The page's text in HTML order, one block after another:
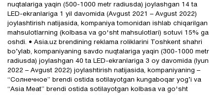
nuqtalariga yaqin (500-1000 metr radiusda) joylashgan 14 ta
LED-ekranlariga 1 yil davomida (Avgust 2021 – Avgust 2022)
joylashtirish natijasida, kompaniya tomonidan ishlab chiqarilgan
mahsulotlarning (kolbasa va go'sht mahsulotlari) sotuvi 15% ga
oshdi. • Asia.uz brendining reklama roliklarini Toshkent shahri
bo’ylab, kompaniyaning savdo nuqtalariga yaqin (300-1000 metr
radiusda) joylashgan 40 ta LED-ekranlariga 3 oy davomida (Iyun
2022 – Avgust 2022) joylashtirish natijasida, kompaniyaning –
“Солнечное” brendi ostida sotilayotgan kungaboqar yog’i va
“Asia Meat” brendi ostida sotilayotgan kolbasa va go'sht